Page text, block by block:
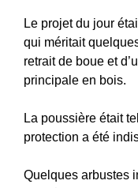
Le projet du jour
qui méritait
retrait de boue et
principale en bois.
La poussière était
protection a été
Quelques arbustes